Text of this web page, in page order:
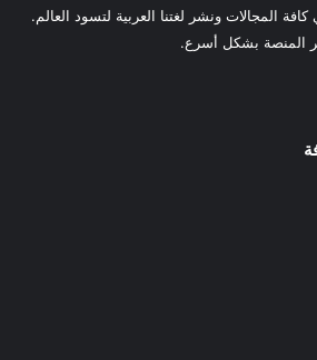
المجالات ونشر لغتنا العربية لتسود العالم.
المنصة بشكل أسرع.